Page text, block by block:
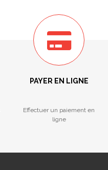
PAYER EN LIGNE
Effectuer un paiement en
ligne